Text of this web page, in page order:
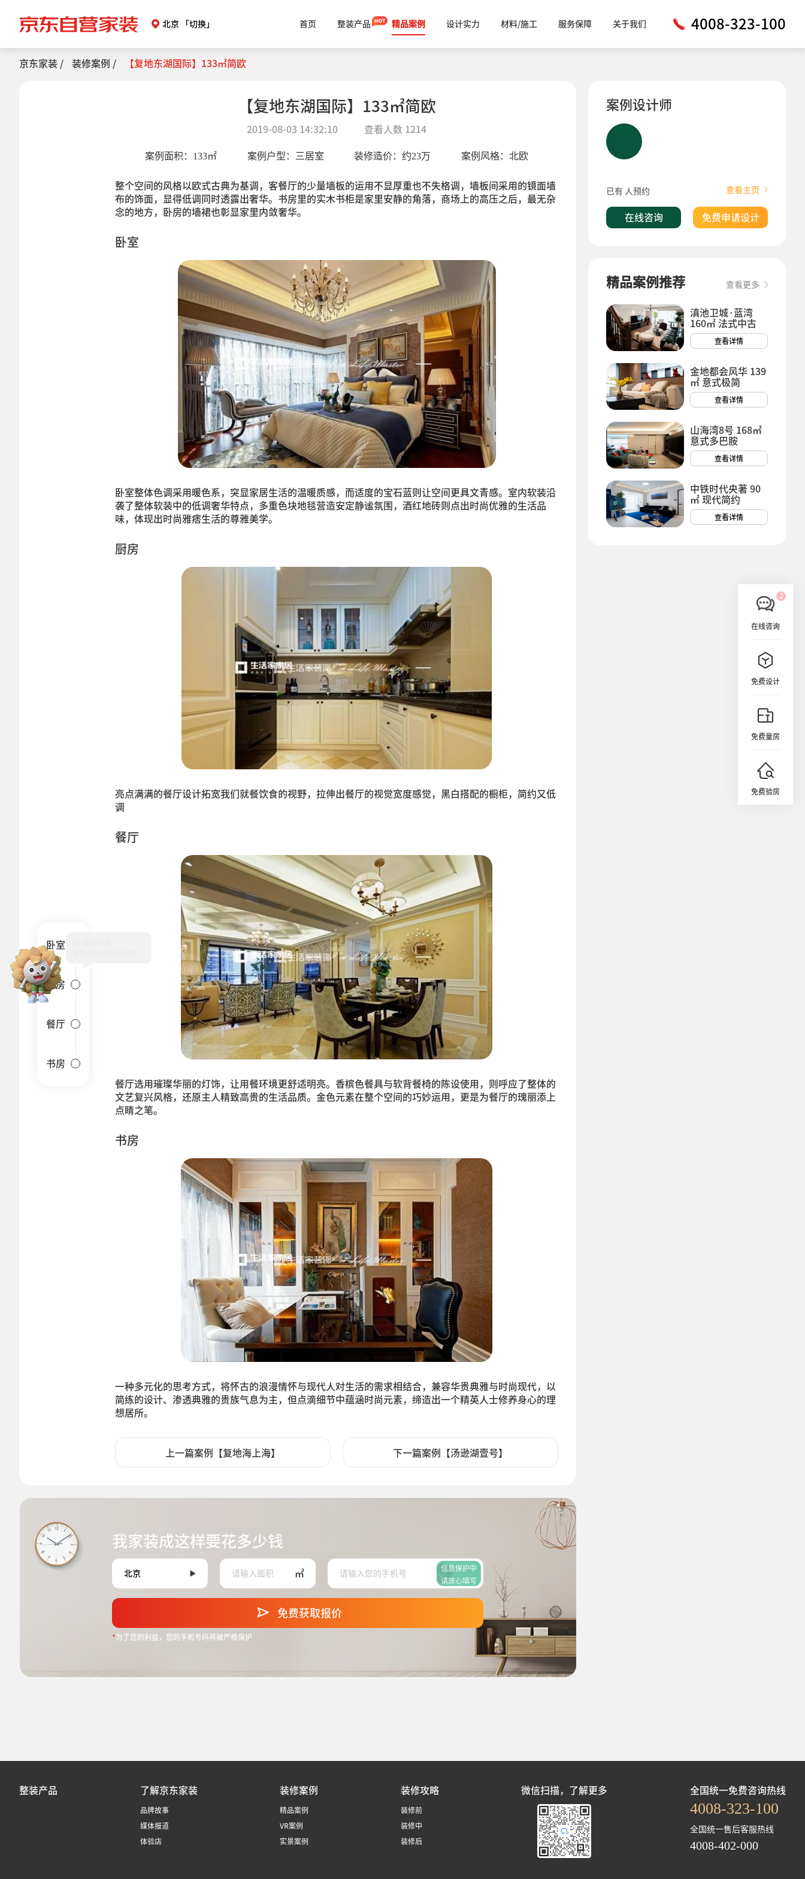
北京 「切换」 首页 整装产品 精品案例 设计实力 材料/施工 服务保障 关于我们 4008-323-100
在线咨询
免费设计
免费量房
免费验房
京东家装 / 装修案例 / 【复地东湖国际】133㎡简欧
【复地东湖国际】133㎡简欧
2019-08-03 14:32:10 查看人数 1214
案例面积： 133㎡ 案例户型： 三居室 装修造价：约23万 案例风格： 北欧
整个空间的风格以欧式古典为基调，客餐厅的少量墙板的运用不显厚重也不失格调，墙板间采用的镜面墙
布的饰面，显得低调同时透露出奢华。书房里的实木书柜是家里安静的角落，商场上的高压之后，最无杂
念的地方，卧房的墙裙也彰显家里内敛奢华。
卧室
卧室整体色调采用暖色系，突显家居生活的温暖质感，而适度的宝石蓝则让空间更具文青感。室内软装沿
袭了整体软装中的低调奢华特点，多重色块地毯营造安定静谧氛围，酒红地砖则点出时尚优雅的生活品
味，体现出时尚雅痞生活的尊雅美学。
厨房
亮点满满的餐厅设计拓宽我们就餐饮食的视野，拉伸出餐厅的视觉宽度感觉，黑白搭配的橱柜，简约又低
调
餐厅
餐厅选用璀璨华丽的灯饰，让用餐环境更舒适明亮。香槟色餐具与软背餐椅的陈设使用，则呼应了整体的
文艺复兴风格，还原主人精致高贵的生活品质。金色元素在整个空间的巧妙运用，更是为餐厅的瑰丽添上
点睛之笔。
书房
一种多元化的思考方式，将怀古的浪漫情怀与现代人对生活的需求相结合，兼容华贵典雅与时尚现代，以
简练的设计、渗透典雅的贵族气息为主，但点滴细节中蕴涵时尚元素，缔造出一个精英人士修养身心的理
想居所。
上一篇案例【复地海上海】 下一篇案例【汤逊湖壹号】
我家装成这样要花多少钱
㎡
信息保护中
请放心填写
免费获取报价
*为了您的利益，您的手机号码将被严格保护
卧室
厨房
餐厅
书房
案例设计师
已有 人预约 查看主页
在线咨询 免费申请设计
精品案例推荐 查看更多
滇池卫城·蓝湾
160㎡ 法式中古
查看详情
金地都会风华 139
㎡ 意式极简
查看详情
山海湾8号 168㎡
意式多巴胺
查看详情
中铁时代央著 90
㎡ 现代简约
查看详情
整装产品 了解京东家装
品牌故事
媒体报道
体验店
装修案例
精品案例
VR案例
实景案例
装修攻略
装修前
装修中
装修后
微信扫描，了解更多 全国统一免费咨询热线
4008-323-100
全国统一售后客服热线
4008-402-000